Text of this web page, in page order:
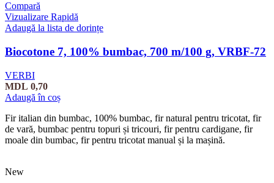
Compară
Vizualizare Rapidă
Adaugă la lista de dorințe
Biocotone 7, 100% bumbac, 700 m/100 g, VRBF-72
VERBI
MDL 0,70
Adaugă în coș
Fir italian din bumbac, 100% bumbac, fir natural pentru tricotat, fir
de vară, bumbac pentru topuri și tricouri, fir pentru cardigane, fir
moale din bumbac, fir pentru tricotat manual și la mașină.
New